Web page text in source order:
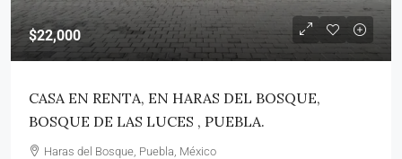
$22,000
CASA EN RENTA, EN HARAS DEL BOSQUE,
BOSQUE DE LAS LUCES , PUEBLA.
Haras del Bosque, Puebla, México